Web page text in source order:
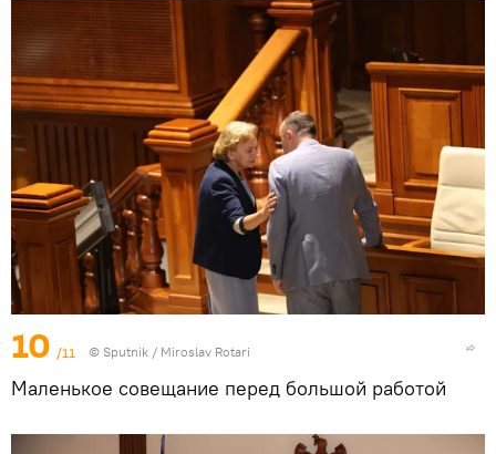
10 /11 © Sputnik / Miroslav Rotari
Маленькое совещание перед большой работой